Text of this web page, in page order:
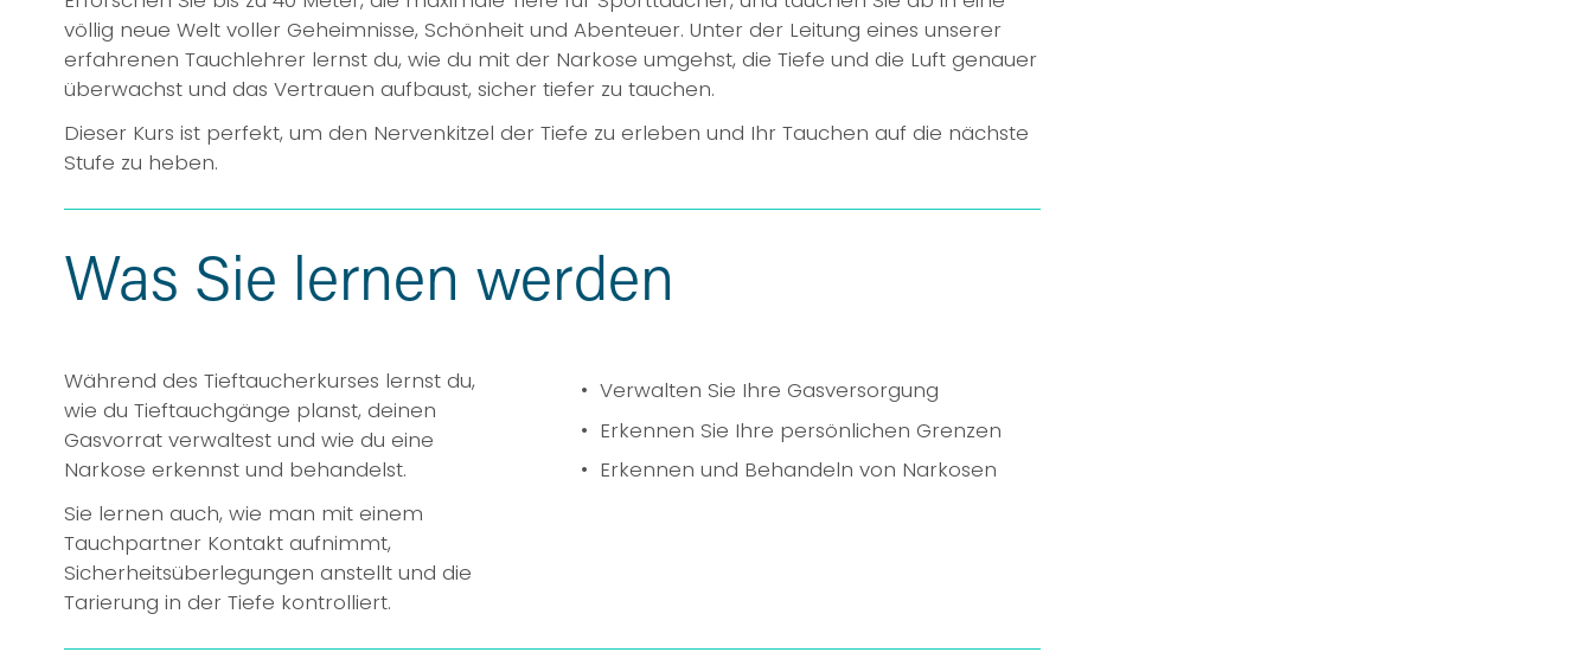
z
e
i
g
völlig neue Welt voller Geheimnisse, Schönheit und Abenteuer. Unter der Leitung eines unserer
erfahrenen Tauchlehrer lernst du, wie du mit der Narkose umgehst, die Tiefe und die Luft genauer
überwachst und das Vertrauen aufbaust, sicher tiefer zu tauchen.
Dieser Kurs ist perfekt, um den Nervenkitzel der Tiefe zu erleben und Ihr Tauchen auf die nächste
Stufe zu heben.
Was Sie lernen werden
Während des Tieftaucherkurses lernst du,
wie du Tieftauchgänge planst, deinen
Gasvorrat verwaltest und wie du eine
Narkose erkennst und behandelst.
Sie lernen auch, wie man mit einem
Tauchpartner Kontakt aufnimmt,
Sicherheitsüberlegungen anstellt und die
Tarierung in der Tiefe kontrolliert.
Verwalten Sie Ihre Gasversorgung
Erkennen Sie Ihre persönlichen Grenzen
Erkennen und Behandeln von Narkosen